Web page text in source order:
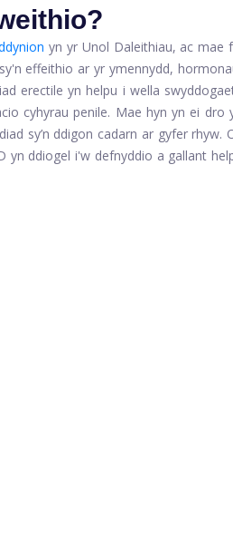
yn yr Unol Daleithiau, ac mae
effeithio ar yr ymennydd,
erectile yn helpu i wella
cyhyrau penile. Mae hyn yn ei dro
sy’n ddigon cadarn ar gyfer rhyw.
yn ddiogel i'w defnyddio a gallant